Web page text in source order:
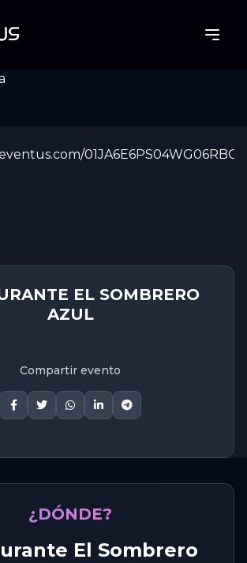
EL SOMBRERO
AZUL
Compartir evento
¿DÓNDE?
El Sombrero